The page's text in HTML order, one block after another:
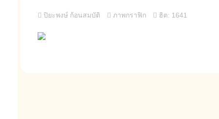
ปิยะพงษ์ ก้อนสมบัติ ภาพกราฟิก ฮิต: 1641